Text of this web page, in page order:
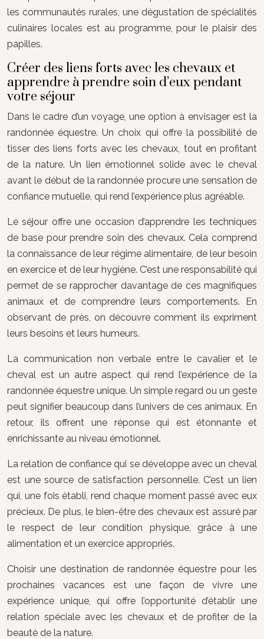
les communautés rurales, une dégustation de spécialités
culinaires locales est au programme, pour le plaisir des
papilles.
Créer des liens forts avec les chevaux et
apprendre à prendre soin d’eux pendant
votre séjour
Dans le cadre d’un voyage, une option à envisager est la
randonnée équestre. Un choix qui offre la possibilité de
tisser des liens forts avec les chevaux, tout en profitant
de la nature. Un lien émotionnel solide avec le cheval
avant le début de la randonnée procure une sensation de
confiance mutuelle, qui rend l’expérience plus agréable.
Le séjour offre une occasion d’apprendre les techniques
de base pour prendre soin des chevaux. Cela comprend
la connaissance de leur régime alimentaire, de leur besoin
en exercice et de leur hygiène. C’est une responsabilité qui
permet de se rapprocher davantage de ces magnifiques
animaux et de comprendre leurs comportements. En
observant de près, on découvre comment ils expriment
leurs besoins et leurs humeurs.
La communication non verbale entre le cavalier et le
cheval est un autre aspect qui rend l’expérience de la
randonnée équestre unique. Un simple regard ou un geste
peut signifier beaucoup dans l’univers de ces animaux. En
retour, ils offrent une réponse qui est étonnante et
enrichissante au niveau émotionnel.
La relation de confiance qui se développe avec un cheval
est une source de satisfaction personnelle. C’est un lien
qui, une fois établi, rend chaque moment passé avec eux
précieux. De plus, le bien-être des chevaux est assuré par
le respect de leur condition physique, grâce à une
alimentation et un exercice appropriés.
Choisir une destination de randonnée équestre pour les
prochaines vacances est une façon de vivre une
expérience unique, qui offre l’opportunité d’établir une
relation spéciale avec les chevaux et de profiter de la
beauté de la nature.